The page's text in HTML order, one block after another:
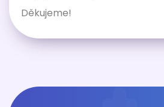
Děkujeme!